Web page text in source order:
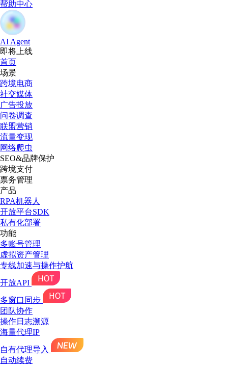
帮助中心
AI Agent
即将上线
首页
场景
跨境电商
社交媒体
广告投放
问卷调查
联盟营销
流量变现
网络爬虫
SEO&品牌保护
跨境支付
票务管理
产品
RPA机器人
开放平台SDK
私有化部署
功能
多账号管理
虚拟资产管理
专线加速与操作护航
开放API
多窗口同步
团队协作
操作日志溯源
海量代理IP
自有代理导入
自动续费